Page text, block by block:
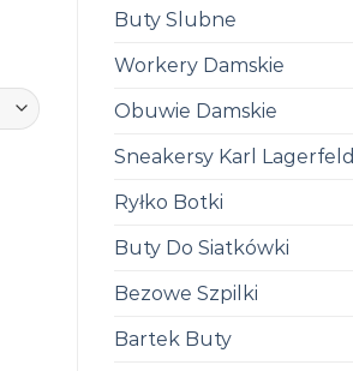
Buty Slubne
Workery Damskie
Obuwie Damskie
Sneakersy Karl Lagerfeld
Ryłko Botki
Buty Do Siatkówki
Bezowe Szpilki
Bartek Buty